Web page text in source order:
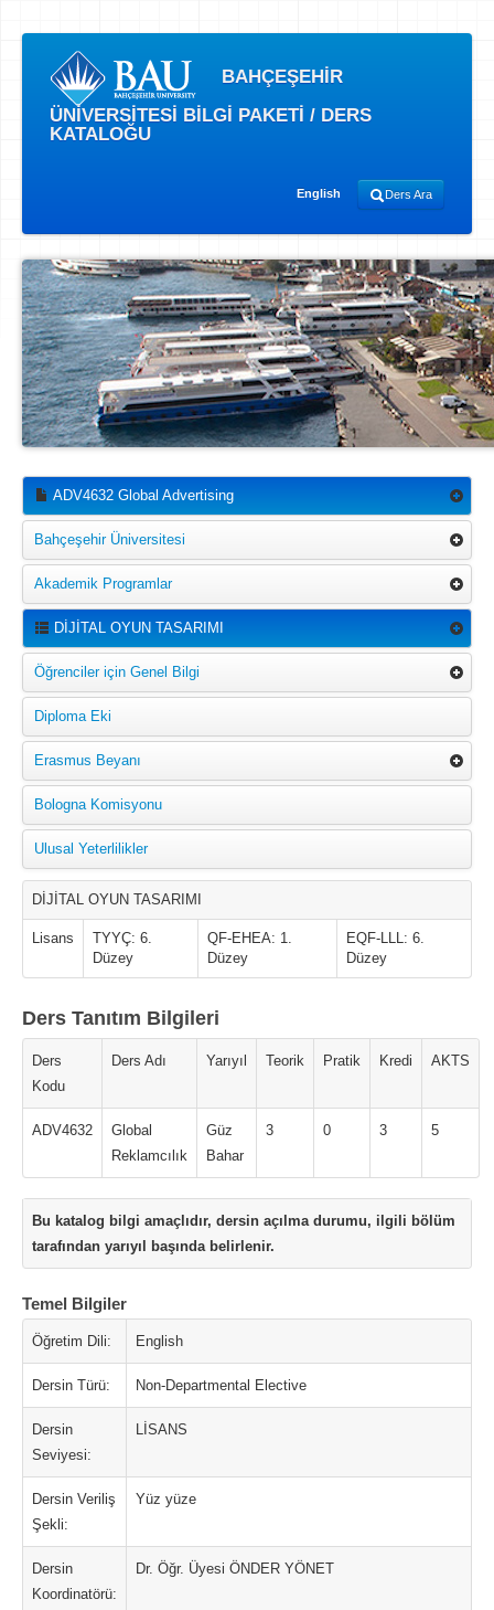
BAHÇEŞEHİR
ÜNİVERSİTESİ BİLGİ PAKETİ / DERS
KATALOĞU
English Ders Ara
ADV4632 Global Advertising
Bahçeşehir Üniversitesi
Akademik Programlar
DİJİTAL OYUN TASARIMI
Öğrenciler için Genel Bilgi
Diploma Eki
Erasmus Beyanı
Bologna Komisyonu
Ulusal Yeterlilikler
DİJİTAL OYUN TASARIMI
Lisans
TYYÇ: 6.
Düzey
QF-EHEA: 1.
Düzey
EQF-LLL: 6.
Düzey
Ders Tanıtım Bilgileri
Ders
Kodu
Ders Adı Yarıyıl Teorik Pratik Kredi AKTS
ADV4632
Global
Reklamcılık
Güz
Bahar
3 0 3 5
Bu katalog bilgi amaçlıdır, dersin açılma durumu, ilgili bölüm
tarafından yarıyıl başında belirlenir.
Temel Bilgiler
Öğretim Dili: English
Dersin Türü: Non-Departmental Elective
Dersin
Seviyesi:
LİSANS
Dersin Veriliş
Şekli:
Yüz yüze
Dersin
Koordinatörü:
Dr. Öğr. Üyesi ÖNDER YÖNET